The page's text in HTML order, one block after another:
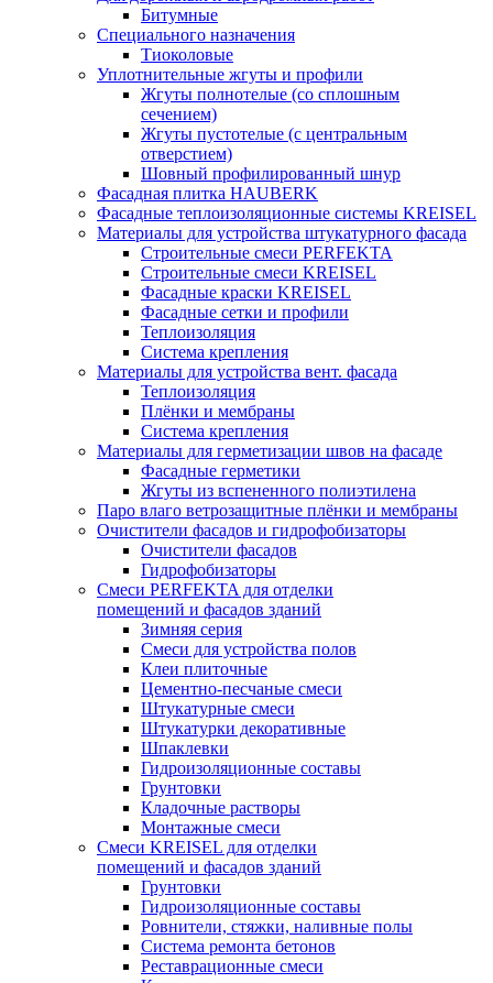
Битумные
Специального назначения
Тиоколовые
Уплотнительные жгуты и профили
Жгуты полнотелые (со сплошным
сечением)
Жгуты пустотелые (с центральным
отверстием)
Шовный профилированный шнур
Фасадная плитка HAUBERK
Фасадные теплоизоляционные системы KREISEL
Материалы для устройства штукатурного фасада
Строительные смеси PERFEKTA
Строительные смеси KREISEL
Фасадные краски KREISEL
Фасадные сетки и профили
Теплоизоляция
Система крепления
Материалы для устройства вент. фасада
Теплоизоляция
Плёнки и мембраны
Система крепления
Материалы для герметизации швов на фасаде
Фасадные герметики
Жгуты из вспененного полиэтилена
Паро влаго ветрозащитные плёнки и мембраны
Очистители фасадов и гидрофобизаторы
Очистители фасадов
Гидрофобизаторы
Смеси PERFEKTA для отделки
помещений и фасадов зданий
Зимняя серия
Смеси для устройства полов
Клеи плиточные
Цементно-песчаные смеси
Штукатурные смеси
Штукатурки декоративные
Шпаклевки
Гидроизоляционные составы
Грунтовки
Кладочные растворы
Монтажные смеси
Смеси KREISEL для отделки
помещений и фасадов зданий
Грунтовки
Гидроизоляционные составы
Ровнители, стяжки, наливные полы
Cистема ремонта бетонов
Реставрационные смеси